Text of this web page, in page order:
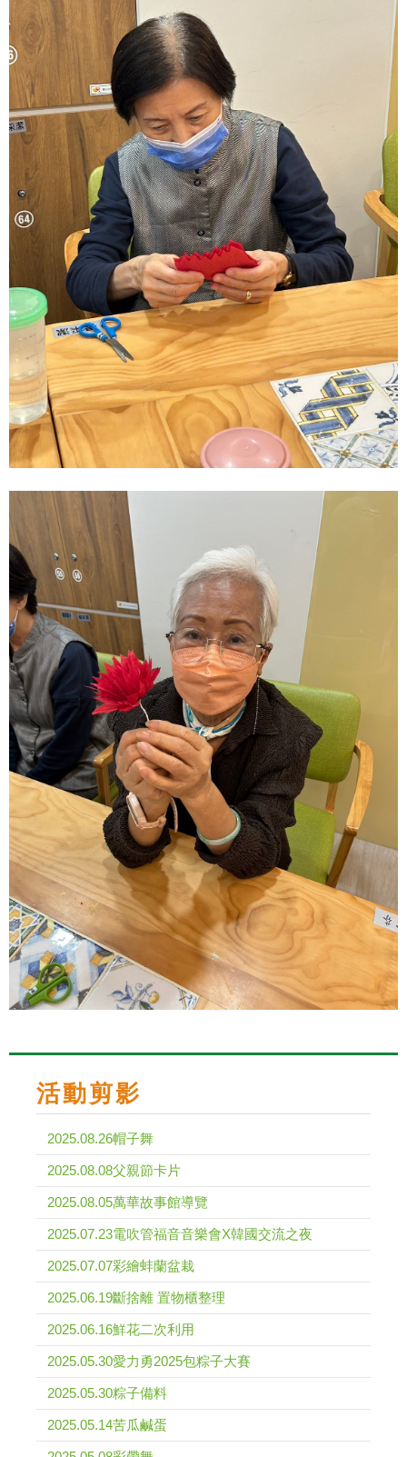
活動剪影
2025.08.26帽子舞
2025.08.08父親節卡片
2025.08.05萬華故事館導覽
2025.07.23電吹管福音音樂會X韓國交流之夜
2025.07.07彩繪蚌蘭盆栽
2025.06.19斷捨離 置物櫃整理
2025.06.16鮮花二次利用
2025.05.30愛力勇2025包粽子大賽
2025.05.30粽子備料
2025.05.14苦瓜鹹蛋